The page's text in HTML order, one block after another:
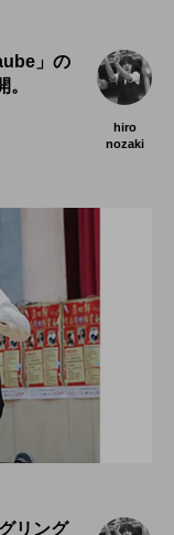
」の
hiro
nozaki
リング